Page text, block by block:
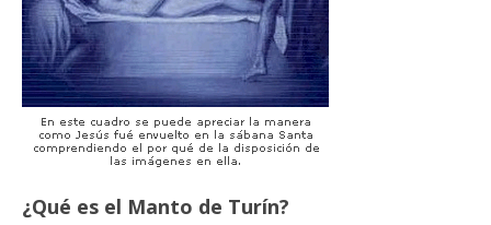
¿Qué es el Manto de Turín?